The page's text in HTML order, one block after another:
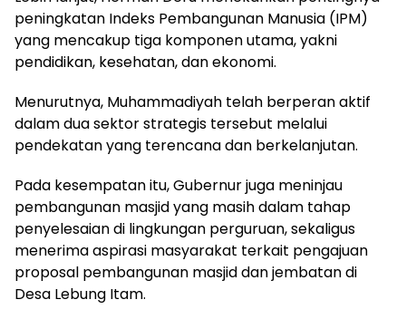
peningkatan Indeks Pembangunan Manusia (IPM)
yang mencakup tiga komponen utama, yakni
pendidikan, kesehatan, dan ekonomi.
Menurutnya, Muhammadiyah telah berperan aktif
dalam dua sektor strategis tersebut melalui
pendekatan yang terencana dan berkelanjutan.
Pada kesempatan itu, Gubernur juga meninjau
pembangunan masjid yang masih dalam tahap
penyelesaian di lingkungan perguruan, sekaligus
menerima aspirasi masyarakat terkait pengajuan
proposal pembangunan masjid dan jembatan di
Desa Lebung Itam.